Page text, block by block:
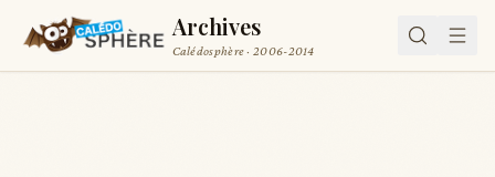
Archives
Calédosphère · 2006-2014